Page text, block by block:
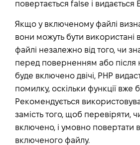
повертається false і видається
Якщо у включеному файлі
вони можуть бути використані
файлі незалежно від того, чи
перед поверненням або після
буде включено двічі, PHP
помилку, оскільки функції вже
Рекомендується
замість того, щоб перевіряти,
включено, і умовно повертати
включеного файлу.